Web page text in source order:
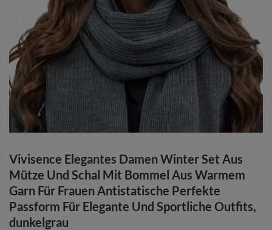
Vivisence Elegantes Damen Winter Set Aus
Mütze Und Schal Mit Bommel Aus Warmem
Garn Für Frauen Antistatische Perfekte
Passform Für Elegante Und Sportliche Outfits,
dunkelgrau